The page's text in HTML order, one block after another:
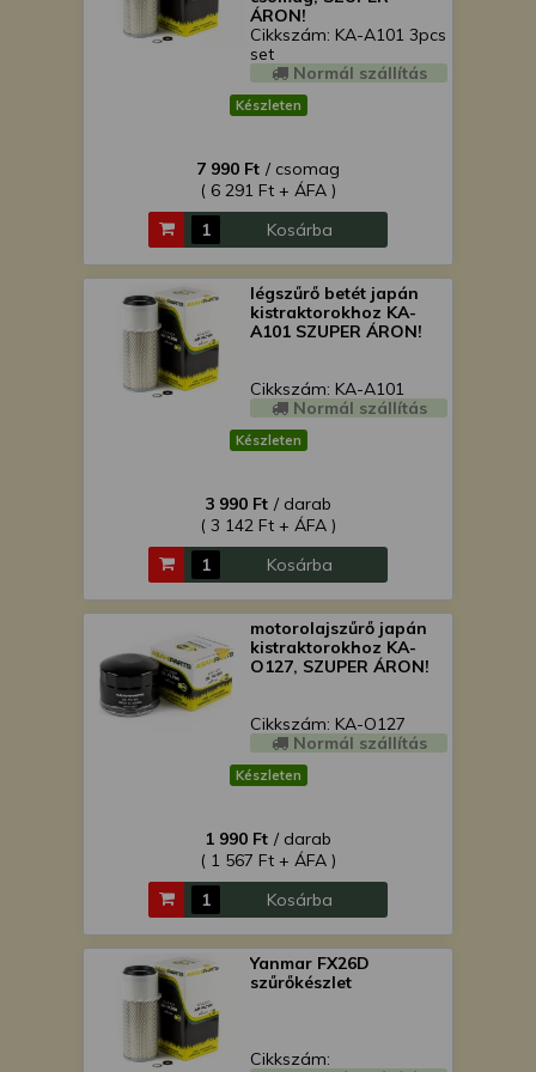
ÁRON!
Cikkszám: KA-A101 3pcs
set
Normál szállítás
Készleten
7 990 Ft / csomag
( 6 291 Ft + ÁFA )
Kosárba
légszűrő betét japán
kistraktorokhoz KA-
A101 SZUPER ÁRON!
Cikkszám: KA-A101
Normál szállítás
Készleten
3 990 Ft / darab
( 3 142 Ft + ÁFA )
Kosárba
motorolajszűrő japán
kistraktorokhoz KA-
O127, SZUPER ÁRON!
Cikkszám: KA-O127
Normál szállítás
Készleten
1 990 Ft / darab
( 1 567 Ft + ÁFA )
Kosárba
Yanmar FX26D
szűrőkészlet
Cikkszám: